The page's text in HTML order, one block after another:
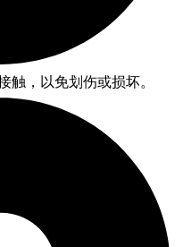
触，以免划伤或损坏。